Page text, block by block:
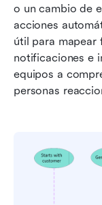
o un cambio de
acciones
útil para mapear
notificaciones e
equipos a
personas